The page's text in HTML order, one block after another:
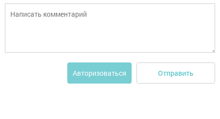
Авторизоваться Отправить